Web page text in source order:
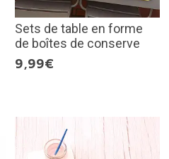
Sets de table en forme
de boîtes de conserve
9,99€